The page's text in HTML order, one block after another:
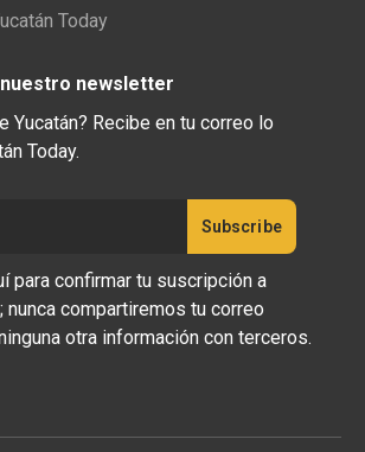
Today
newsletter
Yucatán? Recibe en tu correo lo
Today.
para confirmar tu suscripción a
nunca compartiremos tu correo
otra información con terceros.